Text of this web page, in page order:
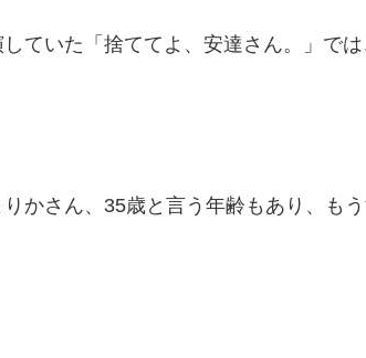
ていた「捨ててよ、安達さん。」で
かさん、35歳と言う年齢もあり、も